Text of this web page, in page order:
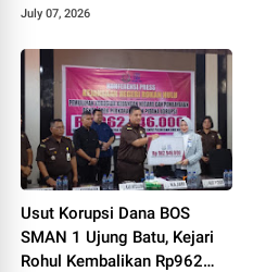
Orang Tua Dampingi Anak
July 07, 2026
Usut Korupsi Dana BOS
SMAN 1 Ujung Batu, Kejari
Rohul Kembalikan Rp962